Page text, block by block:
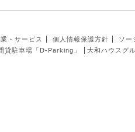
・サービス 個人情報保護方針
ソー
貸駐車場「D-Parking」
大和ハウスグ